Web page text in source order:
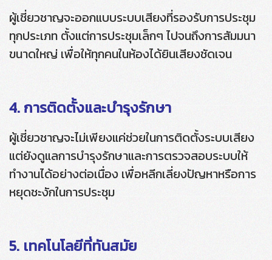
ผู้เชี่ยวชาญจะออกแบบระบบเสียงที่รองรับการประชุม
ทุกประเภท ตั้งแต่การประชุมเล็กๆ ไปจนถึงการสัมมนา
ขนาดใหญ่ เพื่อให้ทุกคนในห้องได้ยินเสียงชัดเจน
4. การติดตั้งและบำรุงรักษา
ผู้เชี่ยวชาญจะไม่เพียงแค่ช่วยในการติดตั้งระบบเสียง
แต่ยังดูแลการบำรุงรักษาและการตรวจสอบระบบให้
ทำงานได้อย่างต่อเนื่อง เพื่อหลีกเลี่ยงปัญหาหรือการ
หยุดชะงักในการประชุม
5. เทคโนโลยีที่ทันสมัย